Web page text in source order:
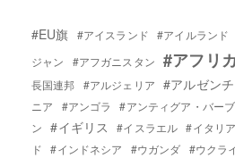
#EU旗 #アイスランド #アイルランド
ジャン
#アフガニスタン #アフリカ
長国連邦 #アルジェリア #アルゼン
ニア
#アンゴラ #アンティグア・バー
ン
#イギリス #イスラエル #イタリア
ド
#インドネシア #ウガンダ #ウクラ